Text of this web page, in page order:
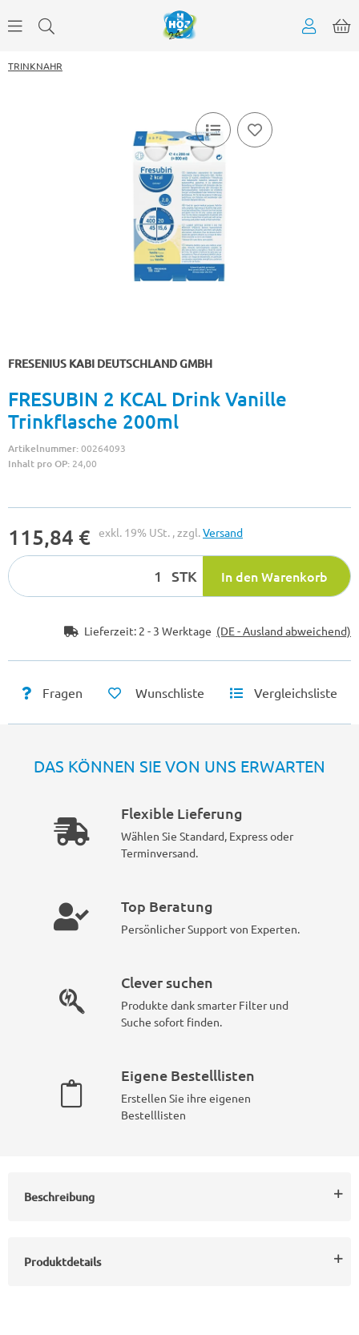
TRINKNAHR
FRESENIUS KABI DEUTSCHLAND GMBH
FRESUBIN 2 KCAL Drink Vanille
Trinkflasche 200ml
Artikelnummer:00264093
Inhalt pro OP: 24,00
115,84 € exkl. 19% USt. , zzgl.Versand
STK In den Warenkorb
Lieferzeit: 2 - 3 Werktage (DE - Ausland abweichend)
Fragen Wunschliste Vergleichsliste
DAS KÖNNEN SIE VON UNS ERWARTEN
Flexible Lieferung
Wählen Sie Standard, Express oder
Terminversand.
Top Beratung
Persönlicher Support von Experten.
Clever suchen
Produkte dank smarter Filter und
Suche sofort finden.
Eigene Bestelllisten
Erstellen Sie ihre eigenen
Bestelllisten
Beschreibung
Produktdetails